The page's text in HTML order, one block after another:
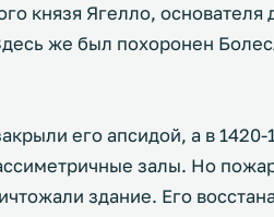
князя Ягелло, основателя
же был похоронен
его апсидой, а в 1420-
залы. Но
здание. Его